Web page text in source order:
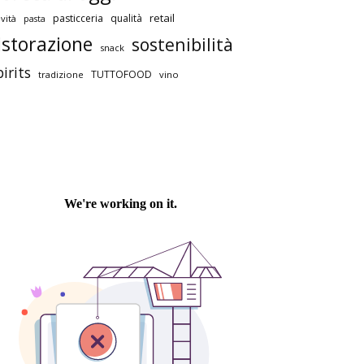
pasta pasticceria qualità retail
snack sostenibilità
tradizione TUTTOFOOD vino